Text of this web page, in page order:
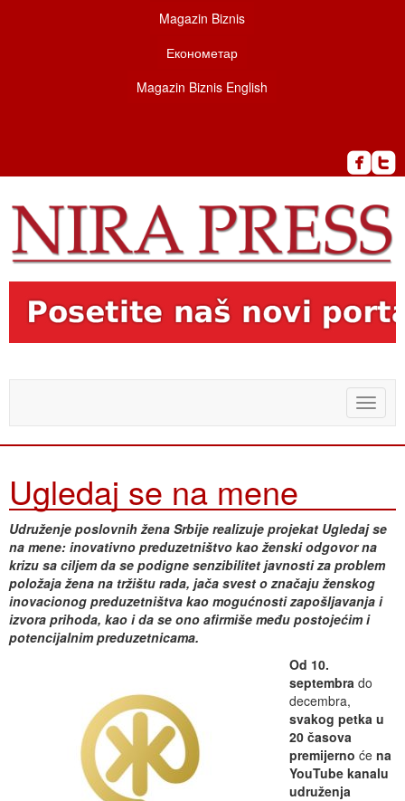
Magazin Biznis
Економетар
Magazin Biznis English
Toggle
Ugledaj se na mene
Udruženje poslovnih žena Srbije realizuje projekat Ugledaj se
na mene: inovativno preduzetništvo kao ženski odgovor na
krizu sa ciljem da se podigne senzibilitet javnosti za problem
položaja žena na tržištu rada, jača svest o značaju ženskog
inovacionog preduzetništva kao mogućnosti zapošljavanja i
izvora prihoda, kao i da se ono afirmiše među postojećim i
potencijalnim preduzetnicama.
Od 10.
septembra do
decembra,
svakog petka u
20 časova
premijerno će na
YouTube kanalu
udruženja